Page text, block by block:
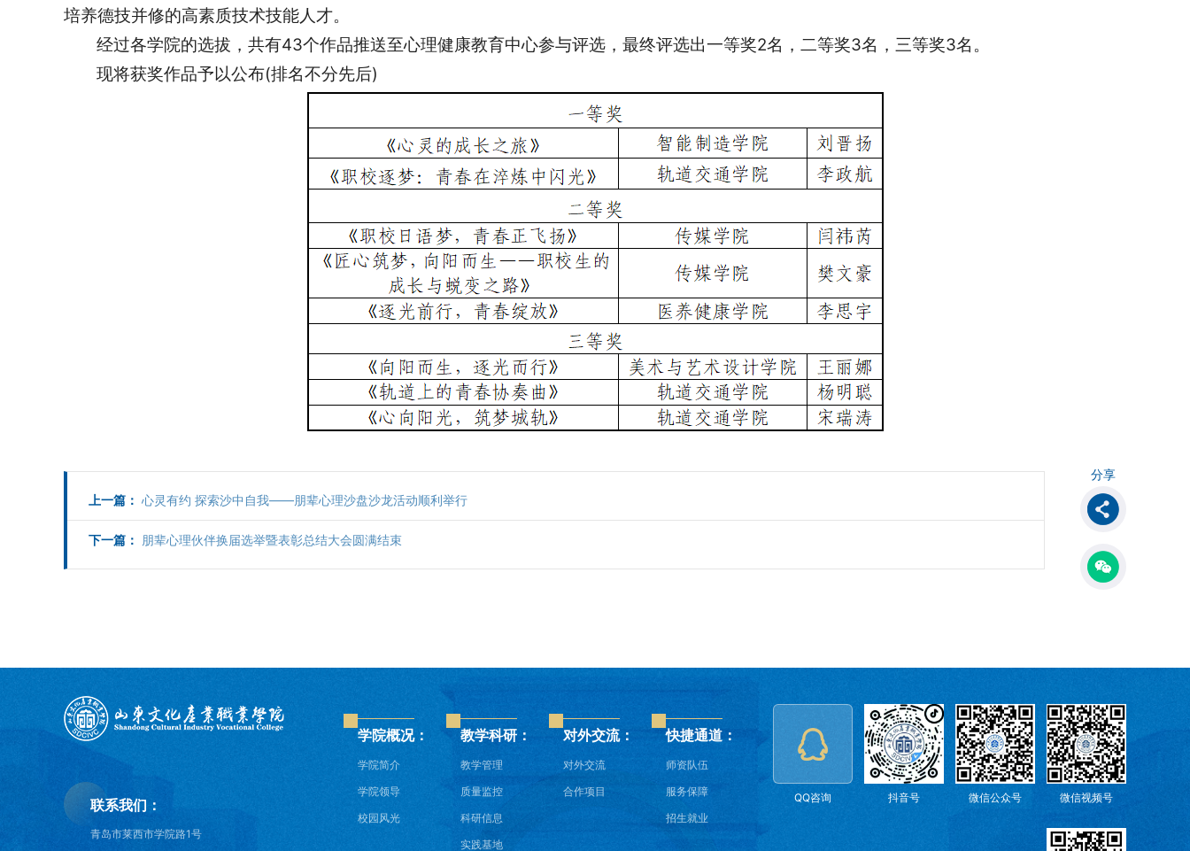
培养德技并修的高素质技术技能人才。
经过各学院的选拔，共有43个作品推送至心理健康教育中心参与评选，最终评选出一等奖2名，二等奖3名，三等奖3名。
现将获奖作品予以公布(排名不分先后)
上一篇： 心灵有约 探索沙中自我——朋辈心理沙盘沙龙活动顺利举行
下一篇： 朋辈心理伙伴换届选举暨表彰总结大会圆满结束
分享
联系我们：
青岛市莱西市学院路1号
学院概况：
学院简介
学院领导
校园风光
教学科研：
教学管理
质量监控
科研信息
实践基地
对外交流：
对外交流
合作项目
快捷通道：
师资队伍
服务保障
招生就业
QQ咨询 抖音号 微信公众号 微信视频号